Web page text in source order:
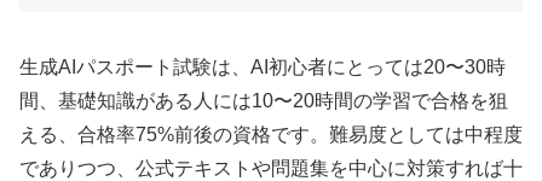
生成AIパスポート試験は、AI初心者にとっては20〜30時
間、基礎知識がある人には10〜20時間の学習で合格を狙
える、合格率75%前後の資格です。難易度としては中程度
でありつつ、公式テキストや問題集を中心に対策すれば十